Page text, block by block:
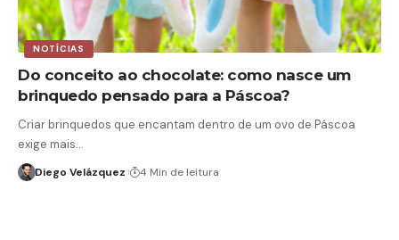
NOTÍCIAS
Do conceito ao chocolate: como nasce um
brinquedo pensado para a Páscoa?
Criar brinquedos que encantam dentro de um ovo de Páscoa
exige mais…
Diego Velázquez 4 Min de leitura